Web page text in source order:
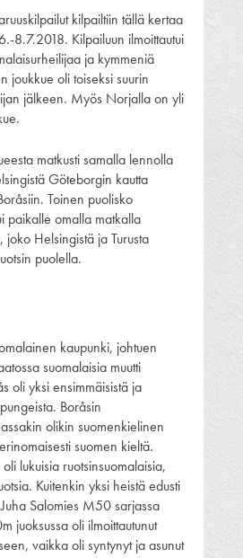
kilpailtiin tällä kertaa
8.7.2018. Kilpailuun ilmoittautui
ja kymmeniä
joukkue oli toiseksi suurin
jälkeen. Myös Norjalla on yli
matkusti samalla lennolla
Göteborgin kautta
Toinen puolisko
paikalle omalla matkalla
Helsingistä ja Turusta
puolella.
kaupunki, johtuen
suomalaisia muutti
oli yksi ensimmäisistä ja
Boråsin
olikin suomenkielinen
suomen kieltä.
lukuisia ruotsinsuomalaisia,
Kuitenkin yksi heistä edusti
Salomies M50 sarjassa
juoksussa oli ilmoittautunut
vaikka oli syntynyt ja asunut